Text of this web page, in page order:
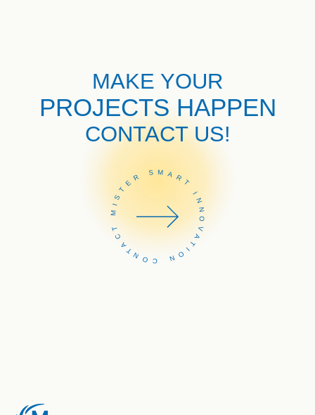
MAKE YOUR
PROJECTS HAPPEN
CONTACT US!
CONTACT MISTER SMART INNOVATION